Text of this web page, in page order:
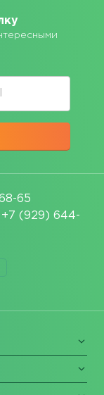
65
+7 (929) 644-